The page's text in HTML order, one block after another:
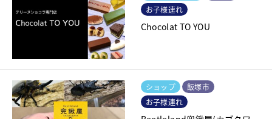
お子様連れ
Chocolat TO YOU
ショップ
飯塚市
お子様連れ